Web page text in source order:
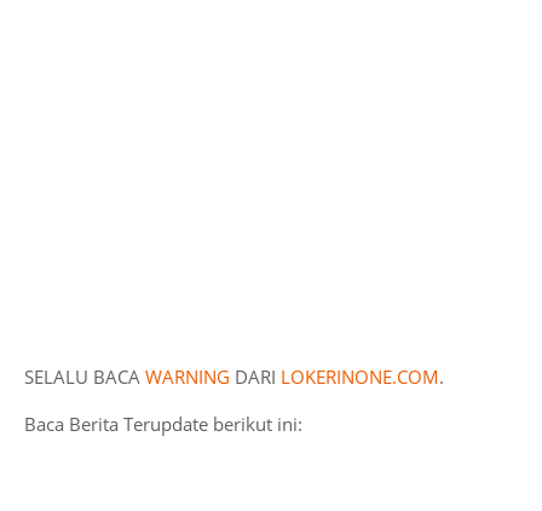
SELALU BACA WARNING DARI LOKERINONE.COM.
Baca Berita Terupdate berikut ini: